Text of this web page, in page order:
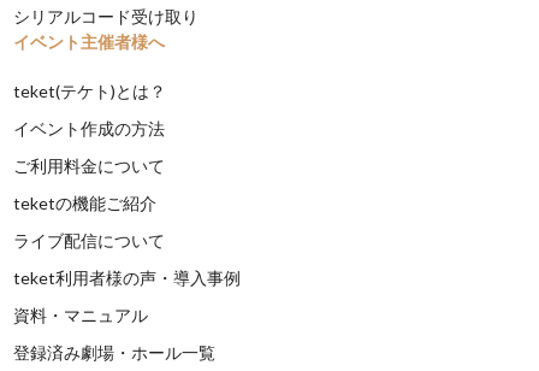
シリアルコード受け取り
イベント主催者様へ
teket(テケト)とは？
イベント作成の方法
ご利用料金について
teketの機能ご紹介
ライブ配信について
teket利用者様の声・導入事例
資料・マニュアル
登録済み劇場・ホール一覧